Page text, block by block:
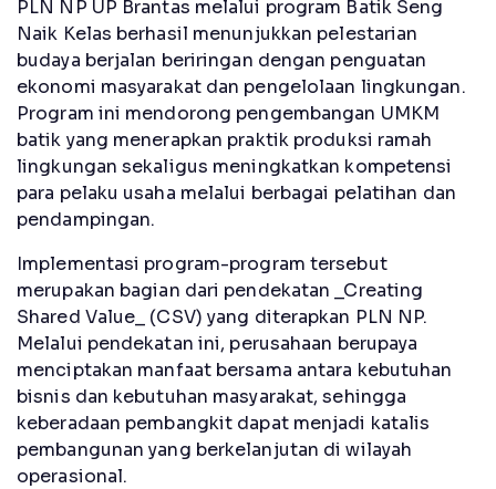
PLN NP UP Brantas melalui program Batik Seng
Naik Kelas berhasil menunjukkan pelestarian
budaya berjalan beriringan dengan penguatan
ekonomi masyarakat dan pengelolaan lingkungan.
Program ini mendorong pengembangan UMKM
batik yang menerapkan praktik produksi ramah
lingkungan sekaligus meningkatkan kompetensi
para pelaku usaha melalui berbagai pelatihan dan
pendampingan.
Implementasi program-program tersebut
merupakan bagian dari pendekatan _Creating
Shared Value_ (CSV) yang diterapkan PLN NP.
Melalui pendekatan ini, perusahaan berupaya
menciptakan manfaat bersama antara kebutuhan
bisnis dan kebutuhan masyarakat, sehingga
keberadaan pembangkit dapat menjadi katalis
pembangunan yang berkelanjutan di wilayah
operasional.